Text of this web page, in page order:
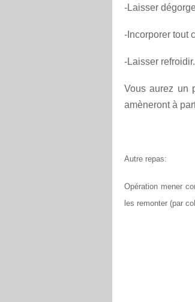
-Laisser
-Incorporer tout
-Laisser refroidir.
Vous aurez un
amèneront à
Autre repas:
Opération mener
les remonter (par